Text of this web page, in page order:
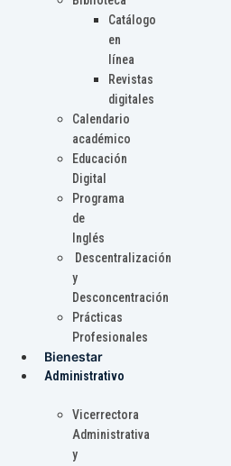
Catálogo
en
línea
Revistas
digitales
Calendario
académico
Educación
Digital
Programa
de
Inglés
Descentralización
y
Desconcentración
Prácticas
Profesionales
Bienestar
Administrativo
Vicerrectora
Administrativa
y